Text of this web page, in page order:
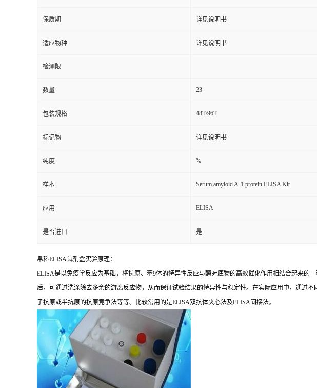
保质期 详见说明书
适应物种 详见说明书
检测限
数量 23
包装规格 48T/96T
标记物 详见说明书
纯度 %
样本 Serum amyloid A-1 protein ELISA Kit
应用 ELISA
是否进口 是
帛科ELISA试剂盒实验原理：
ELISA是以免疫学反应为基础，将抗原、牽9体的特异性反应与酶对底物的高效催化作用相结合起来的
后，可通过洗涤除去多余的游离反应物，从而保证试验结果的特异性与稳定性。在实际应用中，通过
子抗原或半抗原的抗原竞争法等等。比较常用的是ELISA双抗体夹心法及ELISA间接法。